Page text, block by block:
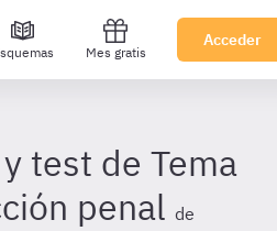
Mes gratis
Acceder
test de Tema
penal de